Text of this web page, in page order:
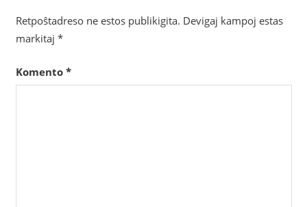
Retpoŝtadreso ne estos publikigita. Devigaj kampoj estas
markitaj *
Komento *